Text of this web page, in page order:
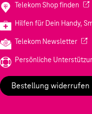
Telekom Shop finden
Hilfen für Dein Handy,
Telekom Newsletter
Persönliche
Bestellung widerrufen